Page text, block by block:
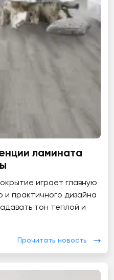
ламината
играет главную
и практичного дизайна
тон теплой и
Прочитать новость